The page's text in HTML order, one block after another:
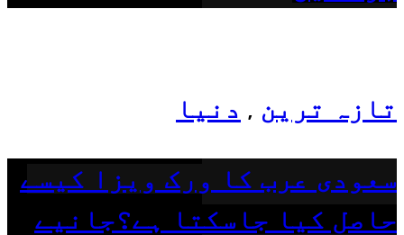
تازہ ترین , دنیا
سعودی عرب کا ورک ویزا کیسے
حاصل کیا جاسکتا ہے؟جانیے